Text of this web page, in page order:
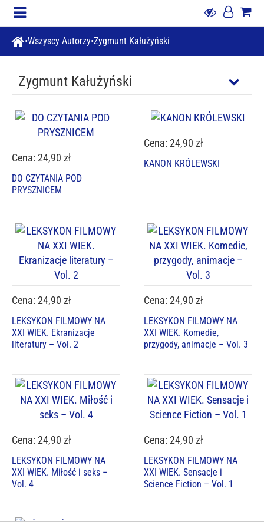
Wszyscy Autorzy Zygmunt Kałużyński
Zygmunt Kałużyński
Cena: 24,90 zł
DO CZYTANIA POD
PRYSZNICEM
Cena: 24,90 zł
KANON KRÓLEWSKI
Cena: 24,90 zł
LEKSYKON FILMOWY NA
XXI WIEK. Ekranizacje
literatury – Vol. 2
Cena: 24,90 zł
LEKSYKON FILMOWY NA
XXI WIEK. Komedie,
przygody, animacje – Vol. 3
Cena: 24,90 zł
LEKSYKON FILMOWY NA
XXI WIEK. Miłość i seks –
Vol. 4
Cena: 24,90 zł
LEKSYKON FILMOWY NA
XXI WIEK. Sensacje i
Science Fiction – Vol. 1